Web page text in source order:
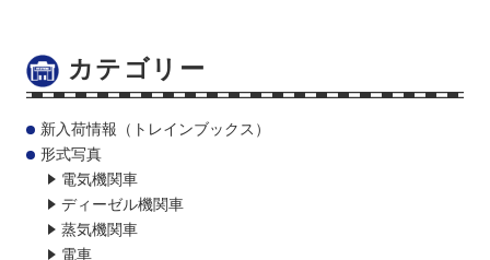
カテゴリー
新入荷情報（トレインブックス）
形式写真
電気機関車
ディーゼル機関車
蒸気機関車
電車